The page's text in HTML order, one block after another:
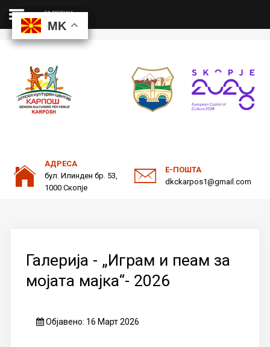
MK
MK
ДКЦ
ОДНОСИ СО ЈАВНОСТ
ГАЛЕРИИ
MK
MK
АДРЕСА
бул. Илинден бр. 53,
1000 Скопје
Е-ПОШТА
dkckarpos1@gmail.com
Пребарајте на нашата веб страна
Галерија - „Играм и пеам за
мојата мајка“- 2026
Објавено: 16 Март 2026